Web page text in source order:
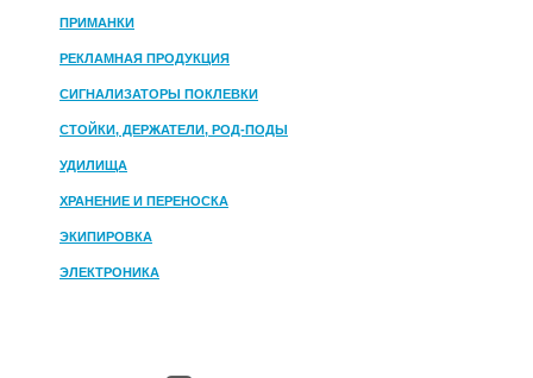
ПРИМАНКИ
РЕКЛАМНАЯ ПРОДУКЦИЯ
СИГНАЛИЗАТОРЫ ПОКЛЕВКИ
СТОЙКИ, ДЕРЖАТЕЛИ, РОД-ПОДЫ
УДИЛИЩА
ХРАНЕНИЕ И ПЕРЕНОСКА
ЭКИПИРОВКА
ЭЛЕКТРОНИКА